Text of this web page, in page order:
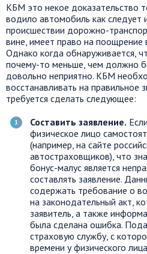
КБМ это некое доказательство
водило автомобиль как следует
происшествии дорожно-
вине, имеет право на поощрение
Однако когда обнаруживается,
почему-то меньше, чем должно
довольно неприятно. КБМ
восстанавливать на правильное
требуется сделать следующее:
Составить заявление.
физическое лицо
(например, на сайте
автостраховщиков), что
бонус-малус является
составлять заявление.
содержать требование о
на законодательный акт,
заявитель, а также
была сделана ошибка.
страховую службу, с
времени у физического